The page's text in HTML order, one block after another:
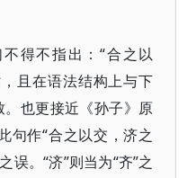
得不指出：“合之以
且在语法结构上与下
。也更接近《孙子》原
句作“合之以交，济之
误。“济”则当为“齐”之